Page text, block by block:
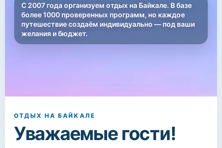
С 2007 года организуем отдых на Байкале. В базе
более 1000 проверенных программ, но каждое
путешествие создаём индивидуально — под ваши
желания и бюджет.
ОТДЫХ НА БАЙКАЛЕ
Уважаемые гости!